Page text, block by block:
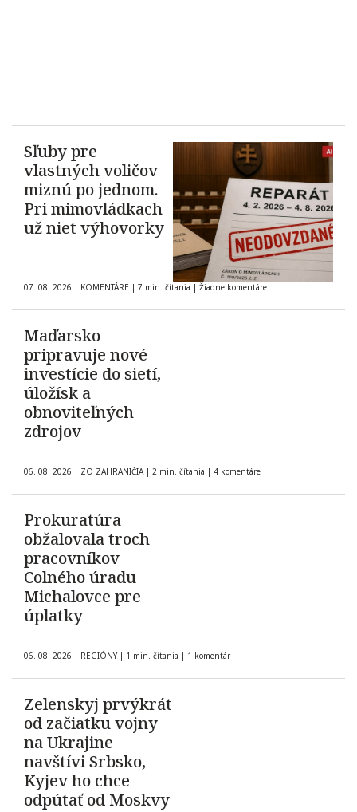
Sľuby pre
vlastných voličov
miznú po jednom.
Pri mimovládkach
už niet výhovorky
07. 08. 2026 | KOMENTÁRE | 7 min. čítania | Žiadne komentáre
Maďarsko
pripravuje nové
investície do sietí,
úložísk a
obnoviteľných
zdrojov
06. 08. 2026 | ZO ZAHRANIČIA | 2 min. čítania | 4 komentáre
Prokuratúra
obžalovala troch
pracovníkov
Colného úradu
Michalovce pre
úplatky
06. 08. 2026 | REGIÓNY | 1 min. čítania | 1 komentár
Zelenskyj prvýkrát
od začiatku vojny
na Ukrajine
navštívi Srbsko,
Kyjev ho chce
odpútať od Moskvy